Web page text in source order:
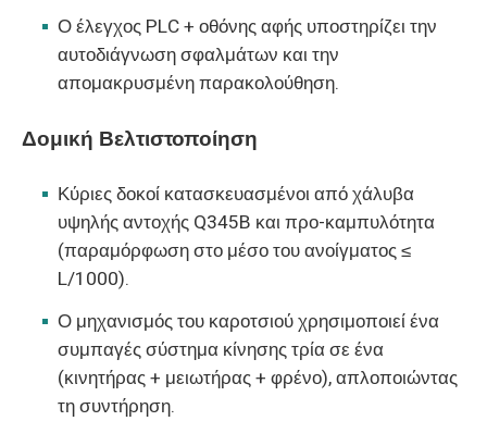
Ο έλεγχος PLC + οθόνης αφής υποστηρίζει την
αυτοδιάγνωση σφαλμάτων και την
απομακρυσμένη παρακολούθηση.
Δομική Βελτιστοποίηση
Κύριες δοκοί κατασκευασμένοι από χάλυβα
υψηλής αντοχής Q345B και προ-καμπυλότητα
(παραμόρφωση στο μέσο του ανοίγματος ≤
L/1000).
Ο μηχανισμός του καροτσιού χρησιμοποιεί ένα
συμπαγές σύστημα κίνησης τρία σε ένα
(κινητήρας + μειωτήρας + φρένο), απλοποιώντας
τη συντήρηση.